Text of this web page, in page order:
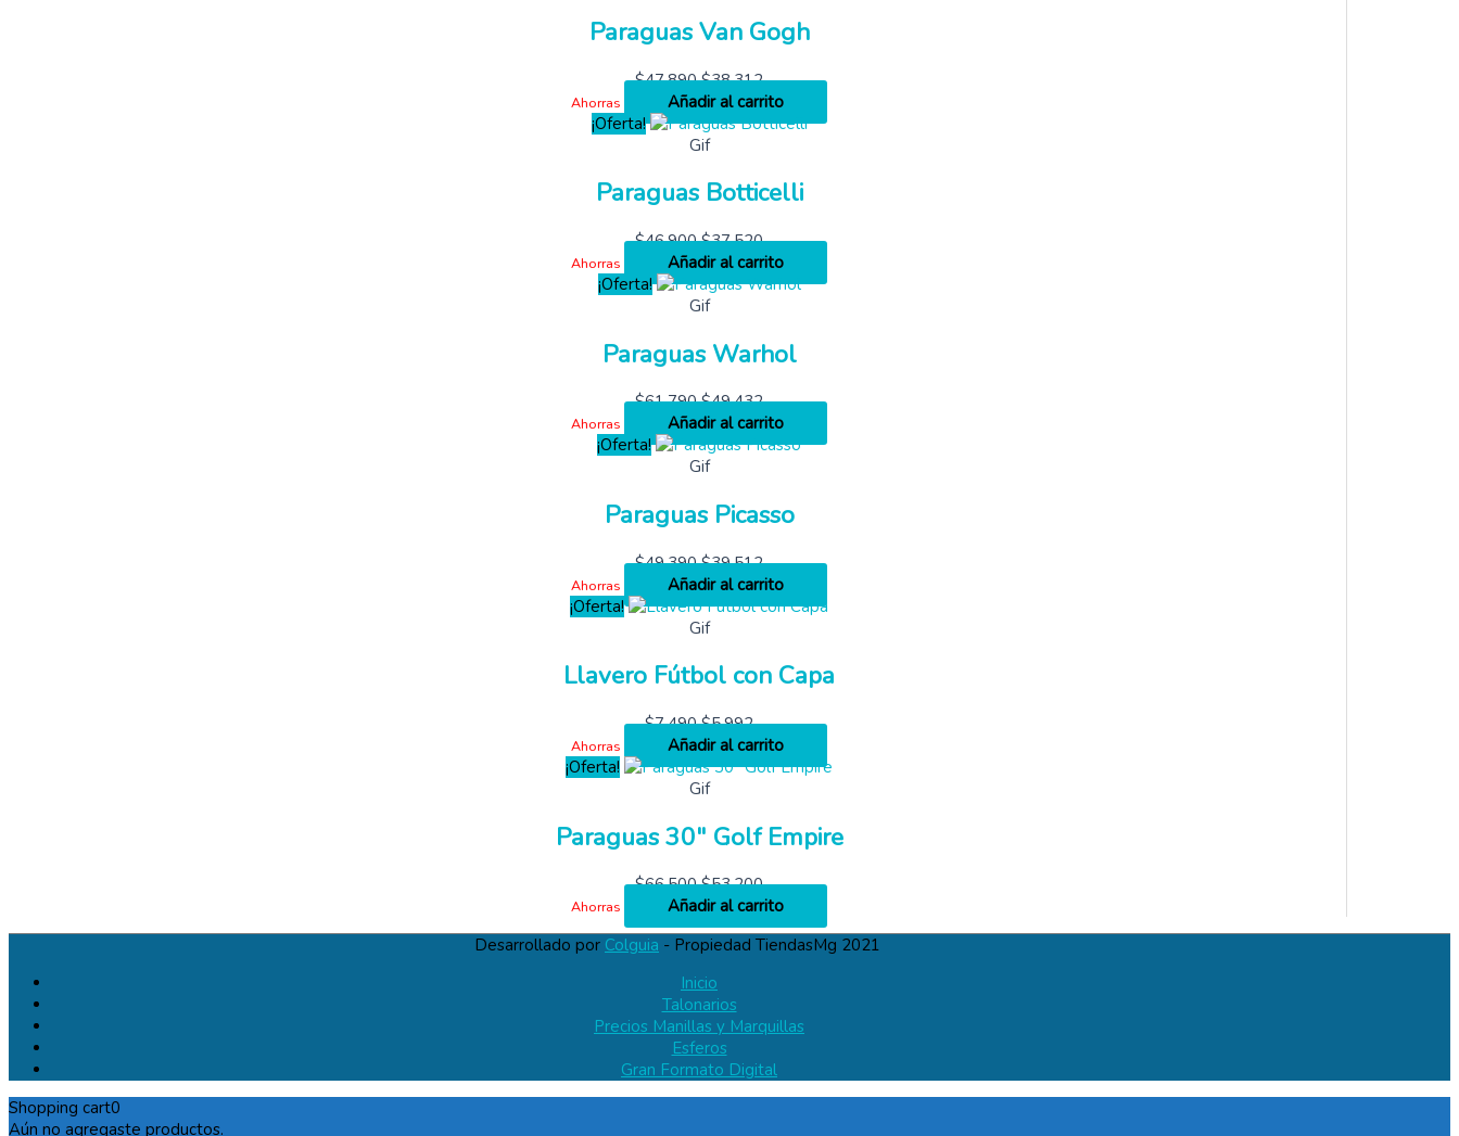
Paraguas Van Gogh
$47,890 $38,312
Ahorras
Añadir al carrito
¡Oferta!
Gif
Paraguas Botticelli
$46,900 $37,520
Ahorras
Añadir al carrito
¡Oferta!
Gif
Paraguas Warhol
$61,790 $49,432
Ahorras
Añadir al carrito
¡Oferta!
Gif
Paraguas Picasso
$49,390 $39,512
Ahorras
Añadir al carrito
¡Oferta!
Gif
Llavero Fútbol con Capa
$7,490 $5,992
Ahorras
Añadir al carrito
¡Oferta!
Gif
Paraguas 30″ Golf Empire
$66,500 $53,200
Ahorras
Añadir al carrito
Desarrollado por Colguia - Propiedad TiendasMg 2021
Inicio
Talonarios
Precios Manillas y Marquillas
Esferos
Gran Formato Digital
Shopping cart0
Aún no agregaste productos.